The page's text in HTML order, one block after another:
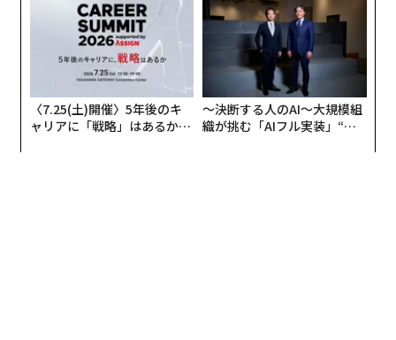
翻訳・編集＝安藤清香
が健康経営を徹底する理由
〈7.25(土)開催〉5年後のキ
ャリアに「戦略」はあるか。
〜決断する人のAI〜大規模組
織が挑む「AIフル実装」“使